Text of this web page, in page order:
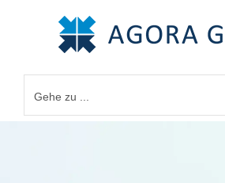
Gehe zu ...